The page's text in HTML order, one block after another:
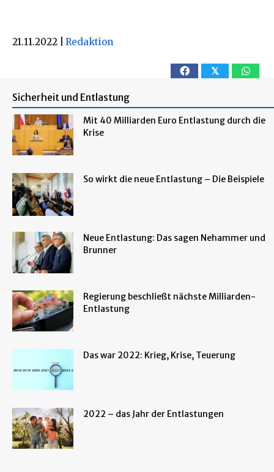
21.11.2022 Redaktion
𝕏
Sicherheit und Entlastung
Mit 40 Milliarden Euro Entlastung durch die
Krise
So wirkt die neue Entlastung – Die Beispiele
Neue Entlastung: Das sagen Nehammer und
Brunner
Regierung beschließt nächste Milliarden-
Entlastung
Das war 2022: Krieg, Krise, Teuerung
2022 – das Jahr der Entlastungen